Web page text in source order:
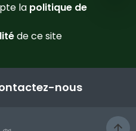
la politique de
de ce site
nous